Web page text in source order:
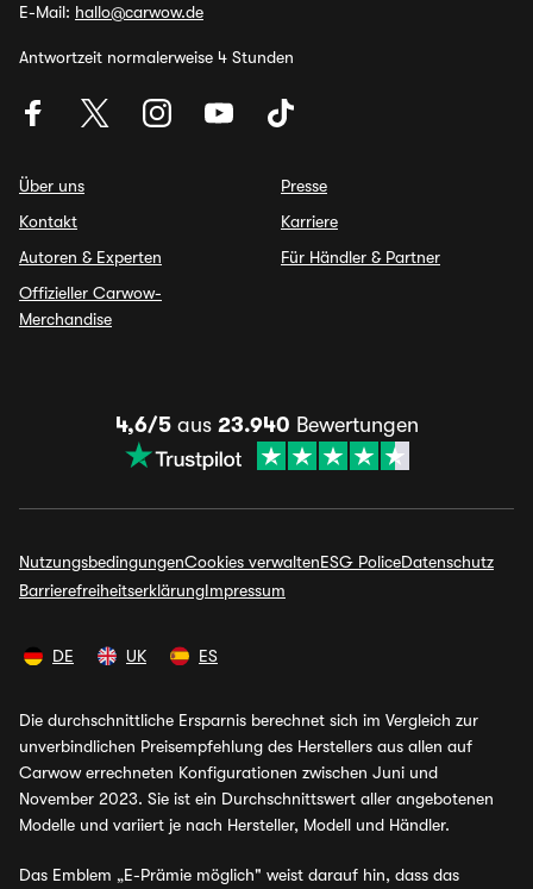
E-Mail: hallo@carwow.de
Antwortzeit normalerweise 4 Stunden
Über uns
Kontakt
Autoren & Experten
Offizieller Carwow-
Merchandise
Presse
Karriere
Für Händler & Partner
4,6/5aus 23.940 Bewertungen
NutzungsbedingungenCookies verwaltenESG PoliceDatenschutz
BarrierefreiheitserklärungImpressum
DE UK ES
Die durchschnittliche Ersparnis berechnet sich im Vergleich zur
unverbindlichen Preisempfehlung des Herstellers aus allen auf
Carwow errechneten Konfigurationen zwischen Juni und
November 2023. Sie ist ein Durchschnittswert aller angebotenen
Modelle und variiert je nach Hersteller, Modell und Händler.
Das Emblem „E-Prämie möglich" weist darauf hin, dass das